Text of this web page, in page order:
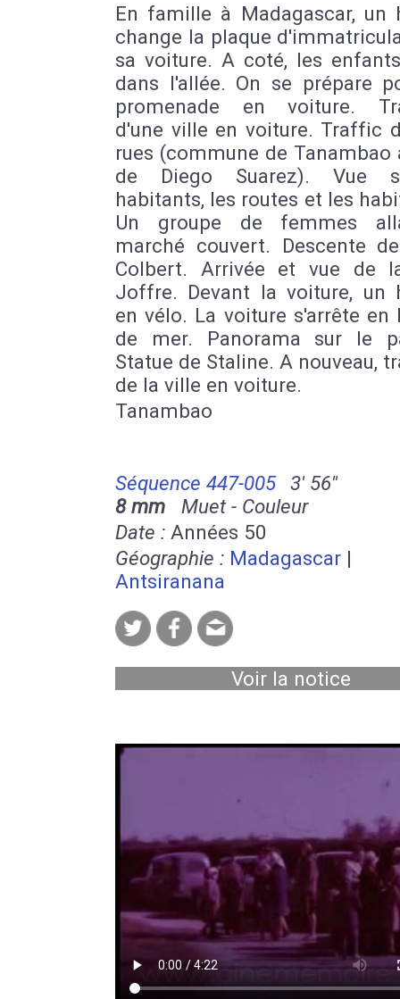
En famille à Madagascar, un
change la plaque
sa voiture. A coté, les
dans l'allée. On se prépare
promenade en voiture.
d'une ville en voiture. Traffic
rues (commune de Tanambao
de Diego Suarez). Vue
habitants, les routes et les
Un groupe de femmes
marché couvert. Descente
Colbert. Arrivée et vue de
Joffre. Devant la voiture, un
en vélo. La voiture s'arrête en
de mer. Panorama sur le
Statue de Staline. A nouveau,
de la ville en voiture.
Tanambao
Séquence 447-005
3' 56''
8 mm Muet - Couleur
Date : Années 50
Géographie : Madagascar |
Antsiranana
Voir la notice